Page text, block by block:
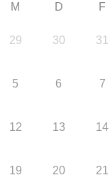
M D F
29 30 31
5 6 7
12 13 14
19 20 21